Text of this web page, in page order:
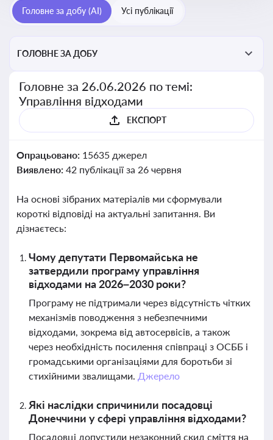
Головне за добу (AI) Усі публікації
ГОЛОВНЕ ЗА ДОБУ
Головне за 26.06.2026 по темі:
Управління відходами
ЕКСПОРТ
Опрацьовано: 15635 джерел
Виявлено: 42 публікації за 26 червня
На основі зібраних матеріалів ми сформували
короткі відповіді на актуальні запитання. Ви
дізнаєтесь:
Чому депутати Первомайська не
затвердили програму управління
відходами на 2026–2030 роки?
Програму не підтримали через відсутність чітких
механізмів поводження з небезпечними
відходами, зокрема від автосервісів, а також
через необхідність посилення співпраці з ОСББ і
громадськими організаціями для боротьби зі
стихійними звалищами. Джерело
Які наслідки спричинили посадовці
Донеччини у сфері управління відходами?
Посадовці допустили незаконний скид сміття на